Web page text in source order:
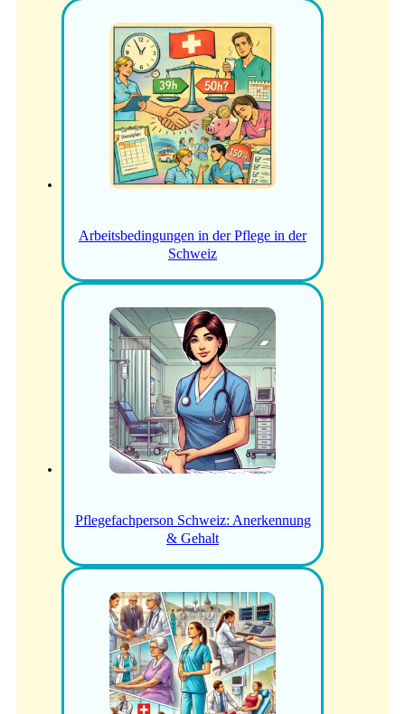
Arbeitsbedingungen in der Pflege in der
Schweiz
Pflegefachperson Schweiz: Anerkennung
& Gehalt